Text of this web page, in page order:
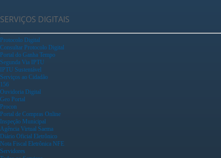
SERVIÇOS DIGITAIS
Protocolo Digital
Consultar Protocolo Digital
Portal do Ganha Tempo
Segunda Via IPTU
IPTU Sustentável
Serviços ao Cidadão
156
Ouvidoria Digital
Geo Portal
Procon
Portal de Compras Online
Inspeção Municipal
Agência Virtual Saema
Diário Oficial Eletrônico
Nota Fiscal Eletrônica NFE
Servidores